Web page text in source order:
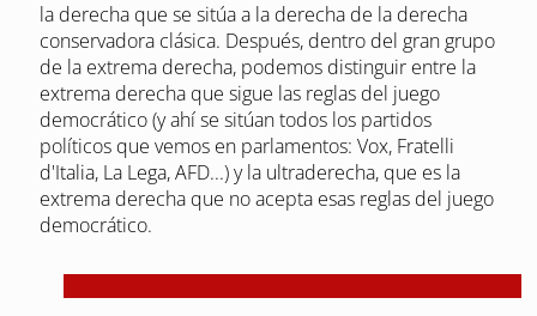
la derecha que se sitúa a la derecha de la derecha
conservadora clásica. Después, dentro del gran grupo
de la extrema derecha, podemos distinguir entre la
extrema derecha que sigue las reglas del juego
democrático (y ahí se sitúan todos los partidos
políticos que vemos en parlamentos: Vox, Fratelli
d'Italia, La Lega, AFD...) y la ultraderecha, que es la
extrema derecha que no acepta esas reglas del juego
democrático.